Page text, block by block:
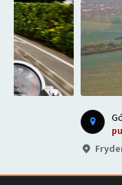
Góra Świętej
punkt widokowy
Fryderyka Chopina